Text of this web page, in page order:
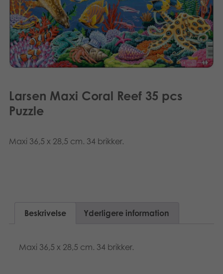
Bøger
Applikationer
Arkiverede produkter
Nederlands
Polski
Svenska
Larsen Maxi Coral Reef 35 pcs
Puzzle
Maxi 36,5 x 28,5 cm. 34 brikker.
Beskrivelse Yderligere information
Maxi 36,5 x 28,5 cm. 34 brikker.